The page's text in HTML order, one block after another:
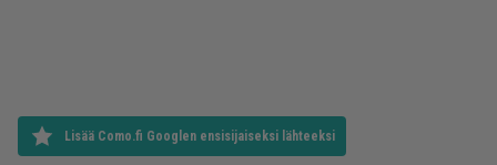
Lisää Como.fi Googlen ensisijaiseksi lähteeksi